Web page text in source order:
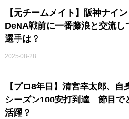
【元チームメイト】阪神ナイン
DeNA戦前に一番藤浪と交流し
選手は？
2025-08-28
【プロ8年目】清宮幸太郎、自
シーズン100安打到達 節目で
活躍？